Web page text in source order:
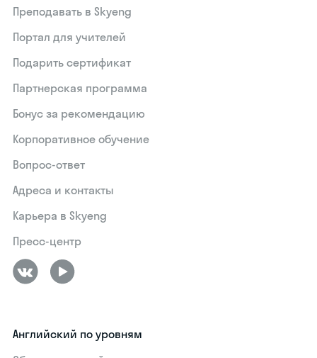
Преподавать в Skyeng
Портал для учителей
Подарить сертификат
Партнерская программа
Бонус за рекомендацию
Корпоративное обучение
Вопрос-ответ
Адреса и контакты
Карьера в Skyeng
Пресс-центр
Английский по уровням